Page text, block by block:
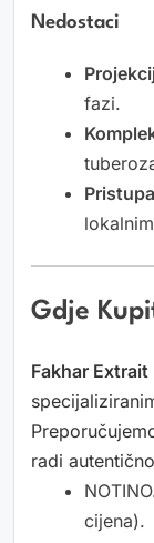
Nedostaci
fazi.
Gdje
Fakhar
radi
cijena).